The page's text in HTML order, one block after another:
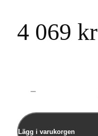
4 069 kr
Lägg i varukorgen